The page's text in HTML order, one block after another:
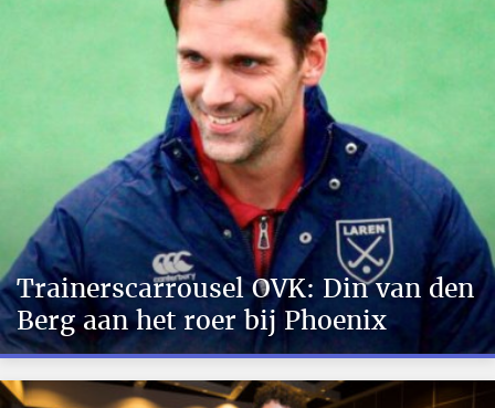
Trainerscarrousel OVK: Din van den
Berg aan het roer bij Phoenix